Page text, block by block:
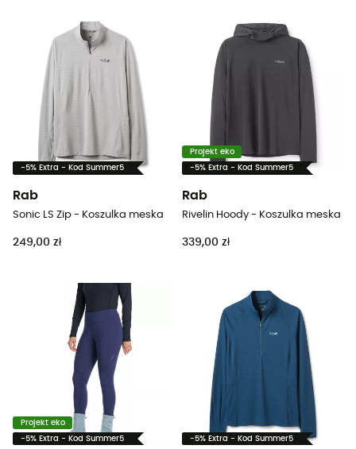
-5% Extra - Kod Summer5
Rab
Sonic LS Zip - Koszulka meska
249,00 zł
Projekt eko
-5% Extra - Kod Summer5
Rab
Rivelin Hoody - Koszulka meska
339,00 zł
Projekt eko
-5% Extra - Kod Summer5 -5% Extra - Kod Summer5